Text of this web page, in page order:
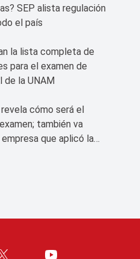
SEP alista regulación
el país
la lista completa de
para el examen de
de la UNAM
cómo será el
también va
que aplicó la